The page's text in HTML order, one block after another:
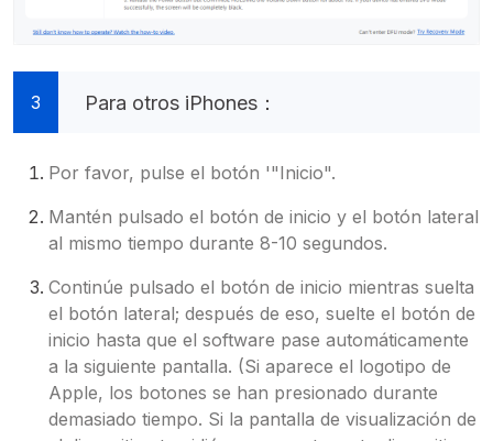
3 Para otros iPhones：
Por favor, pulse el botón '"Inicio".
Mantén pulsado el botón de inicio y el botón lateral
al mismo tiempo durante 8-10 segundos.
Continúe pulsado el botón de inicio mientras suelta
el botón lateral; después de eso, suelte el botón de
inicio hasta que el software pase automáticamente
a la siguiente pantalla. (Si aparece el logotipo de
Apple, los botones se han presionado durante
demasiado tiempo. Si la pantalla de visualización de